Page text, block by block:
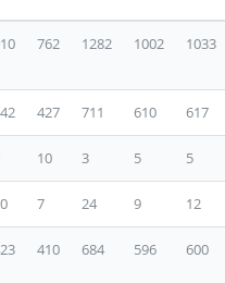
762 1282 1002 1033
427 711 610 617
10 3 5 5
7 24 9 12
410 684 596 600